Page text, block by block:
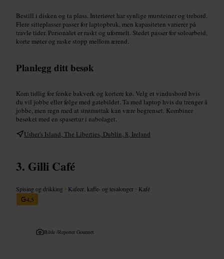
Bestill i disken og ta plass. Interiøret har synlige mursteiner og trebord.
Flere sitteplasser passer for laptopbruk, men kapasiteten varierer på
travle tider. Personalet er raskt og uformelt. Stedet passer for soloarbeid,
korte møter og raske stopp mellom ærend.
Planlegg ditt besøk
Kom tidlig for ferske bakverk og kortere kø. Velg et vindusbord hvis
du vil jobbe eller følge med gatebildet. Ta med laptop hvis du trenger å
jobbe, men regn med at strømuttak kan være begrenset. Kombiner
besøket med en spasertur i nabolaget.
Usher's Island, The Liberties, Dublin, 8, Ireland
Gilli Café
Spising og drikking • Kafeer, kaffe- og tesalonger • Kafé
4,5
Bilde /Reporter Gourmet